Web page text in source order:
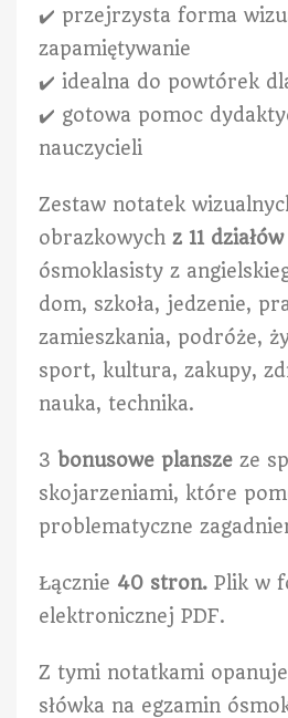
✔️ przejrzysta forma
zapamiętywanie
✔️ idealna do powtórek
✔️ gotowa pomoc
nauczycieli
Zestaw notatek
obrazkowych z 11 działów
ósmoklasisty z
dom, szkoła, jedzenie,
zamieszkania, podróże,
sport, kultura, zakupy,
nauka, technika.
3 bonusowe plansze ze
skojarzeniami, które
problematyczne
Łącznie 40 stron. Plik w
elektronicznej PDF.
Z tymi notatkami
słówka na egzamin